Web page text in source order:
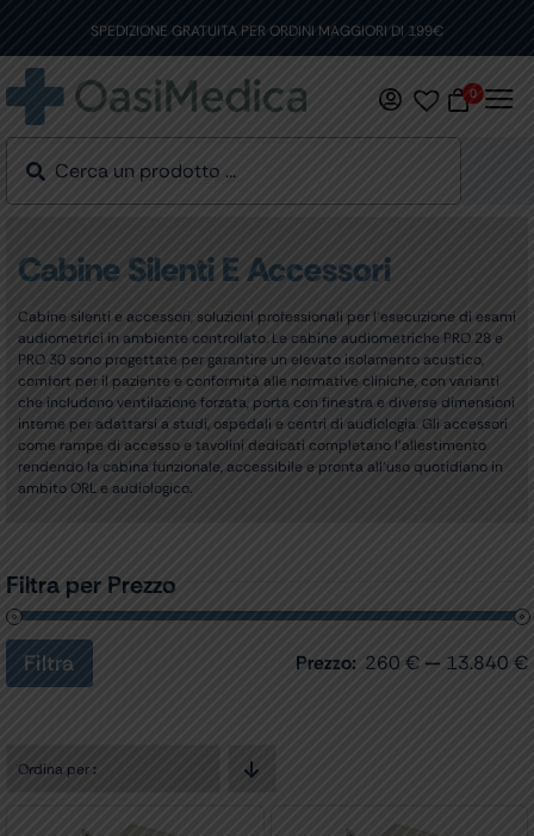
content
SPEDIZIONE GRATUITA PER ORDINI MAGGIORI DI 199€
0
Cabine Silenti E Accessori
Cabine silenti e accessori, soluzioni professionali per l’esecuzione di esami
audiometrici in ambiente controllato. Le cabine audiometriche PRO 28 e
PRO 30 sono progettate per garantire un elevato isolamento acustico,
comfort per il paziente e conformità alle normative cliniche, con varianti
che includono ventilazione forzata, porta con finestra e diverse dimensioni
interne per adattarsi a studi, ospedali e centri di audiologia. Gli accessori
come rampe di accesso e tavolini dedicati completano l’allestimento
rendendo la cabina funzionale, accessibile e pronta all’uso quotidiano in
ambito ORL e audiologico.
Filtra per Prezzo
Prezzo
Min
Prezzo
Max
Filtra Prezzo: 260 € — 13.840 €
Ordina per: